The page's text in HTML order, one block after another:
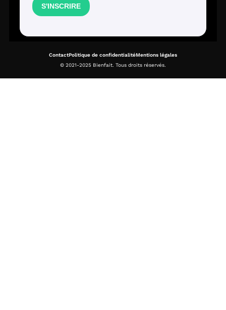
© 2021-2025 Bienfait. Tous droits réservés.
ContactPolitique de confidentialitéMentions légales